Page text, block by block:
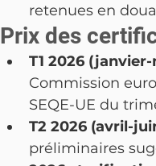
retenues en
Prix des
T1 2026
Commission
SEQE-UE du
T2 2026 (avril-
préliminaires